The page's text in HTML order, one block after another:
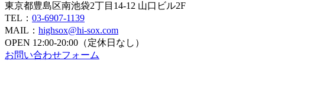
東京都豊島区南池袋2丁目14-12 山口ビル2F
TEL： 03-6907-1139
MAIL： highsox@hi-sox.com
OPEN 12:00-20:00（定休日なし）
お問い合わせフォーム